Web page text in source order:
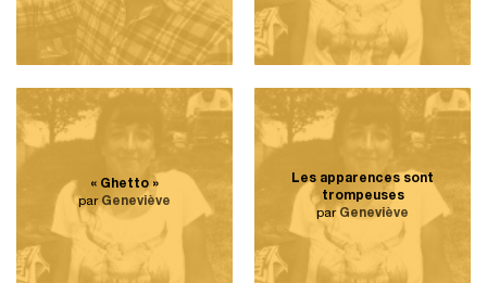
« Ghetto »
par Geneviève
Les apparences sont
trompeuses
par Geneviève